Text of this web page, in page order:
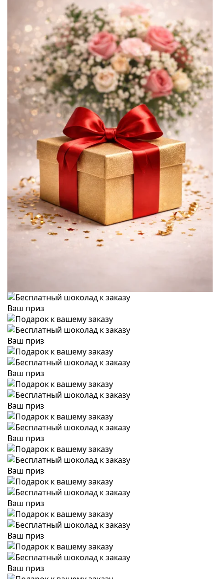
Ваш приз
Ваш приз
Ваш приз
Ваш приз
Ваш приз
Ваш приз
Ваш приз
Ваш приз
Ваш приз